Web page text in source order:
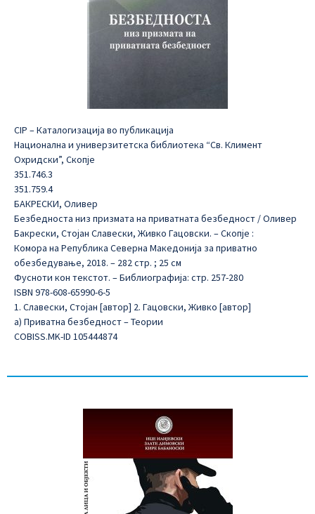
CIP – Каталогизација во публикација
Национална и универзитетска библиотека “Св. Климент
Охридски”, Скопје
351.746.3
351.759.4
БАКРЕСКИ, Оливер
Безбедноста низ призмата на приватната безбедност / Оливер
Бакрески, Стојан Славески, Живко Гацовски. – Скопје :
Комора на Република Северна Македонија за приватно
обезбедување, 2018. – 282 стр. ; 25 см
Фусноти кон текстот. – Библиографија: стр. 257-280
ISBN 978-608-65990-6-5
1. Славески, Стојан [автор] 2. Гацовски, Живко [автор]
а) Приватна безбедност – Теории
COBISS.MK-ID 105444874